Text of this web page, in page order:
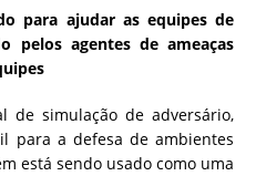
para ajudar as equipes de
pelos agentes de ameaças
de simulação de adversário,
para a defesa de ambientes
está sendo usado como uma